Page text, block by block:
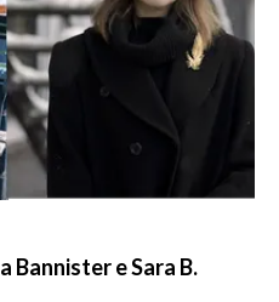
Bannister e Sara B.